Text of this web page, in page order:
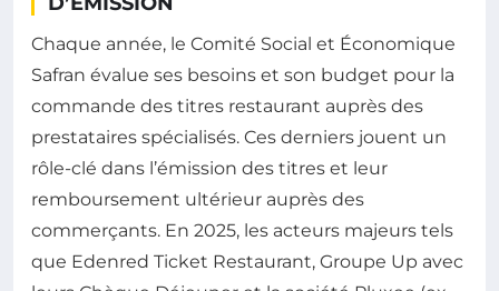
Chaque année, le Comité Social et Économique
Safran évalue ses besoins et son budget pour la
commande des titres restaurant auprès des
prestataires spécialisés. Ces derniers jouent un
rôle-clé dans l’émission des titres et leur
remboursement ultérieur auprès des
commerçants. En 2025, les acteurs majeurs tels
que Edenred Ticket Restaurant, Groupe Up avec